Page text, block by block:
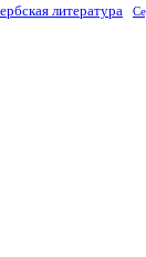
литература